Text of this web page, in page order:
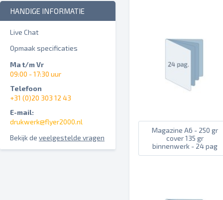
HANDIGE INFORMATIE
Live Chat
Opmaak specificaties
Ma t/m Vr
09:00 - 17:30 uur
Telefoon
+31 (0)20 303 12 43
E-mail:
drukwerk@flyer2000.nl
Bekijk de veelgestelde vragen
Magazine A6 - 250 gr
cover 135 gr
binnenwerk - 24 pag